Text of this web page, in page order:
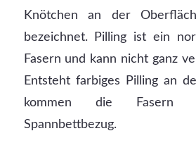
Knötchen an der
bezeichnet. Pilling ist ein
Fasern und kann nicht ganz
Entsteht farbiges Pilling an
kommen die Fasern
Spannbettbezug.